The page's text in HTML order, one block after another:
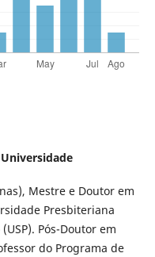
Universidade
Mestre e Doutor em
Presbiteriana
Pós-Doutor em
do Programa de